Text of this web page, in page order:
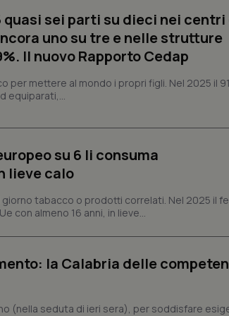
quasi sei parti su dieci nei centri
uno su tre e nelle strutture
Il nuovo Rapporto Cedap
per mettere al mondo i propri figli. Nel 2025 il
equiparati,...
su 6 li consuma
lieve calo
tabacco o prodotti correlati. Nel 2025 il
con almeno 16 anni, in lieve...
la Calabria delle
(nella seduta di ieri sera), per soddisfare
Dominio Scadenza
5 mesi 4
settimane
Questo cookie viene utilizzato
scelte di consenso e privacy
del visitatore riguardo a varie
impostazioni sulla privacy,
settimane
Script.com per ricordare le
correttamente.
2 giorni
4
2 giorni
Questo cookie è impostato
1 anno 1
mese
Questo nome di cookie è
Universal Analytics, che è un
generato in modo casuale come